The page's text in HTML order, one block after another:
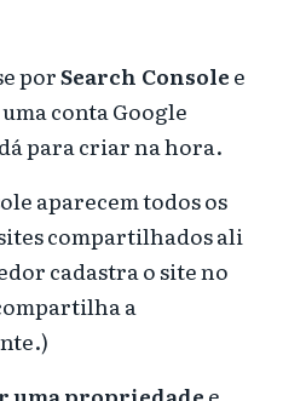
porSearch Consolee
conta Google
para criar na hora.
aparecem todos os
compartilhados ali
cadastra o site no
a